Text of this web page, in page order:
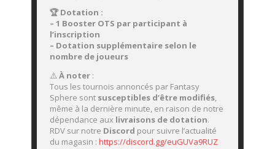
🏆 Dotation :
– 1 Booster OTS par participant à
l’inscription
– Dotation supplémentaire selon le
nombre de joueurs
⚠️À noter :
Tous les tournois annoncés par Fantasy
Sphere sont susceptibles d’être modifiés,
même à la dernière minute, en raison de notre
dépendance aux livraisons de dotation.
RDV sur notre Discord pour suivre l’actualité
du magasin : https://discord.gg/euGUVa9RUZ